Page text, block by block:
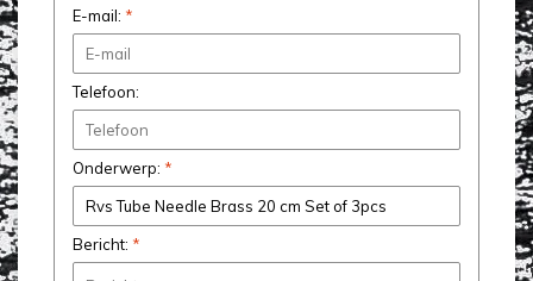
E-mail: *
Telefoon:
Onderwerp: *
Bericht: *